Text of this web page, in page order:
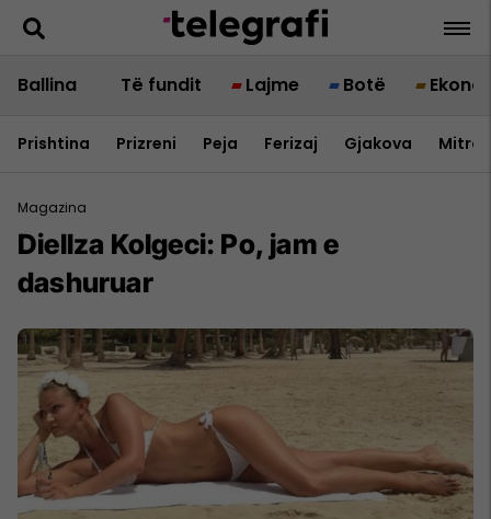
Ballina Të fundit Lajme Botë
Prishtina Prizreni Peja Ferizaj Gjakova
Magazina
Diellza Kolgeci: Po, jam e
dashuruar